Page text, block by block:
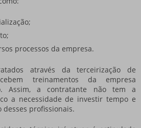
processos da empresa.
através da terceirização de
treinamentos da empresa
Assim, a contratante não tem a
a necessidade de investir tempo e
profissionais.